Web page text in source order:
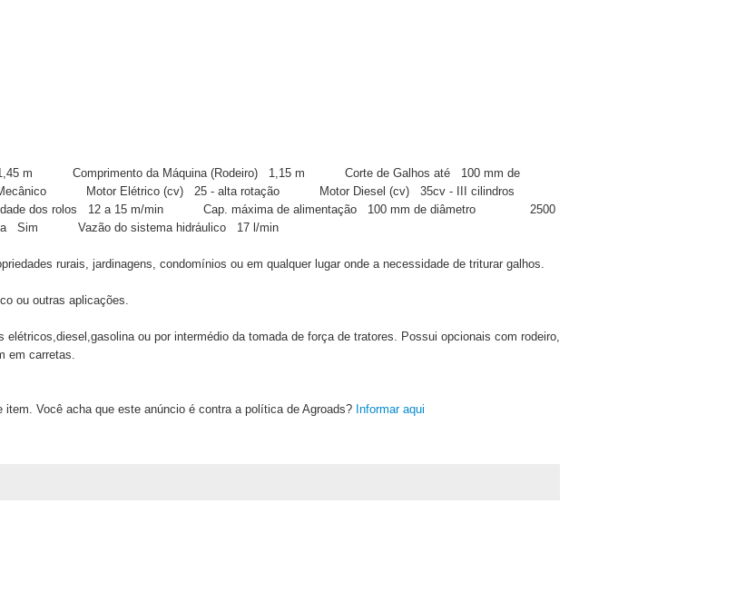
m Comprimento da Máquina (Rodeiro) 1,15 m Corte de Galhos até
100 mm de
Motor Elétrico (cv) 25 - alta rotação Motor Diesel (cv)
35cv - III cilindros
dos rolos 12 a 15 m/min Cap. máxima de alimentação 100 mm de diâmetro
2500
Sim Vazão do sistema hidráulico
17 l/min
rurais, jardinagens, condomínios ou em qualquer lugar onde a necessidade de triturar galhos.
ou outras aplicações.
ou por intermédio da tomada de força de tratores. Possui opcionais com rodeiro,
em carretas.
Você acha que este anúncio é contra a política de Agroads? Informar aqui